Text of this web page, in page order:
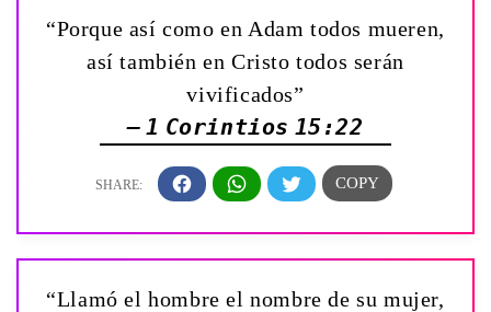
“Porque así como en Adam todos mueren,
así también en Cristo todos serán
vivificados”
— 1 Corintios 15:22
“Llamó el hombre el nombre de su mujer,